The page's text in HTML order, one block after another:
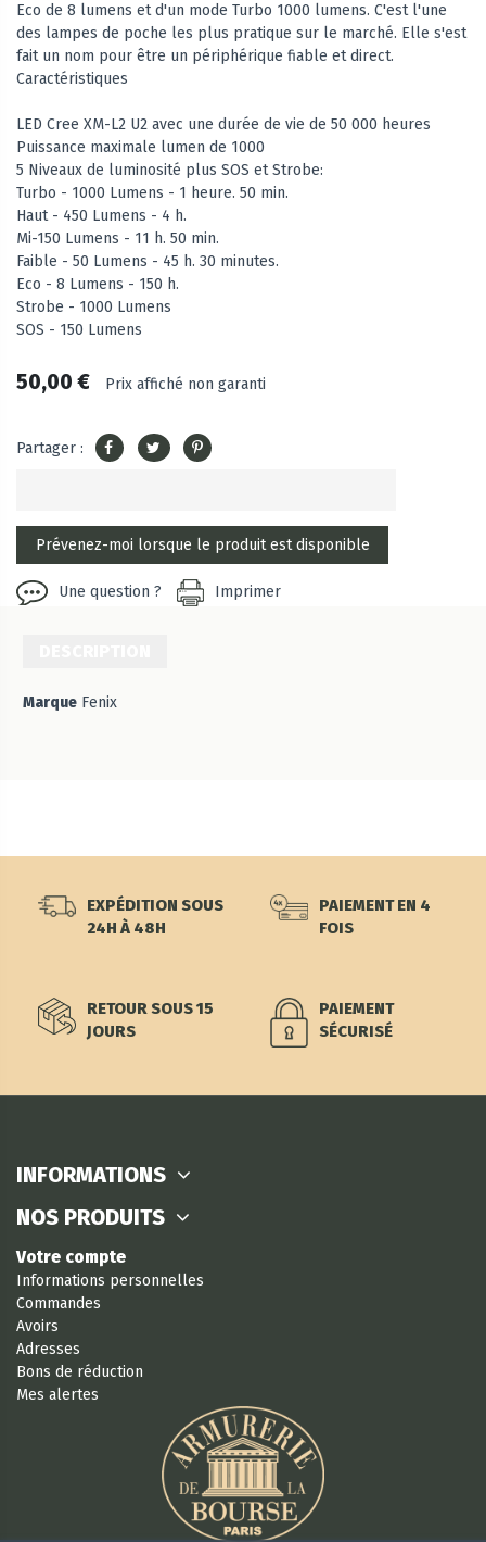
Eco de 8 lumens et d'un mode Turbo 1000 lumens. C'est l'une
des lampes de poche les plus pratique sur le marché. Elle s'est
fait un nom pour être un périphérique fiable et direct.
Caractéristiques
LED Cree XM-L2 U2 avec une durée de vie de 50 000 heures
Puissance maximale lumen de 1000
5 Niveaux de luminosité plus SOS et Strobe:
Turbo - 1000 Lumens - 1 heure. 50 min.
Haut - 450 Lumens - 4 h.
Mi-150 Lumens - 11 h. 50 min.
Faible - 50 Lumens - 45 h. 30 minutes.
Eco - 8 Lumens - 150 h.
Strobe - 1000 Lumens
SOS - 150 Lumens
50,00 € Prix affiché non garanti
Partager :
Une question ? Imprimer
Marque Fenix
EXPÉDITION SOUS
24H À 48H
PAIEMENT EN 4
FOIS
RETOUR SOUS 15
JOURS
PAIEMENT
SÉCURISÉ
INFORMATIONS
NOS PRODUITS
Votre compte
Informations personnelles
Commandes
Avoirs
Adresses
Bons de réduction
Mes alertes